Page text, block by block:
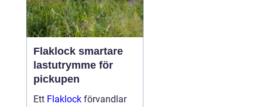
Flaklock smartare
lastutrymme för
pickupen
Ett Flaklock förvandlar